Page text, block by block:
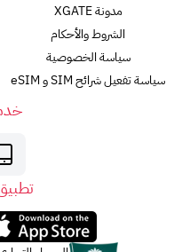
مدونة XGATE
الشروط والأحكام
سياسة الخصوصية
سياسة تفعيل شرائح SIM و eSIM